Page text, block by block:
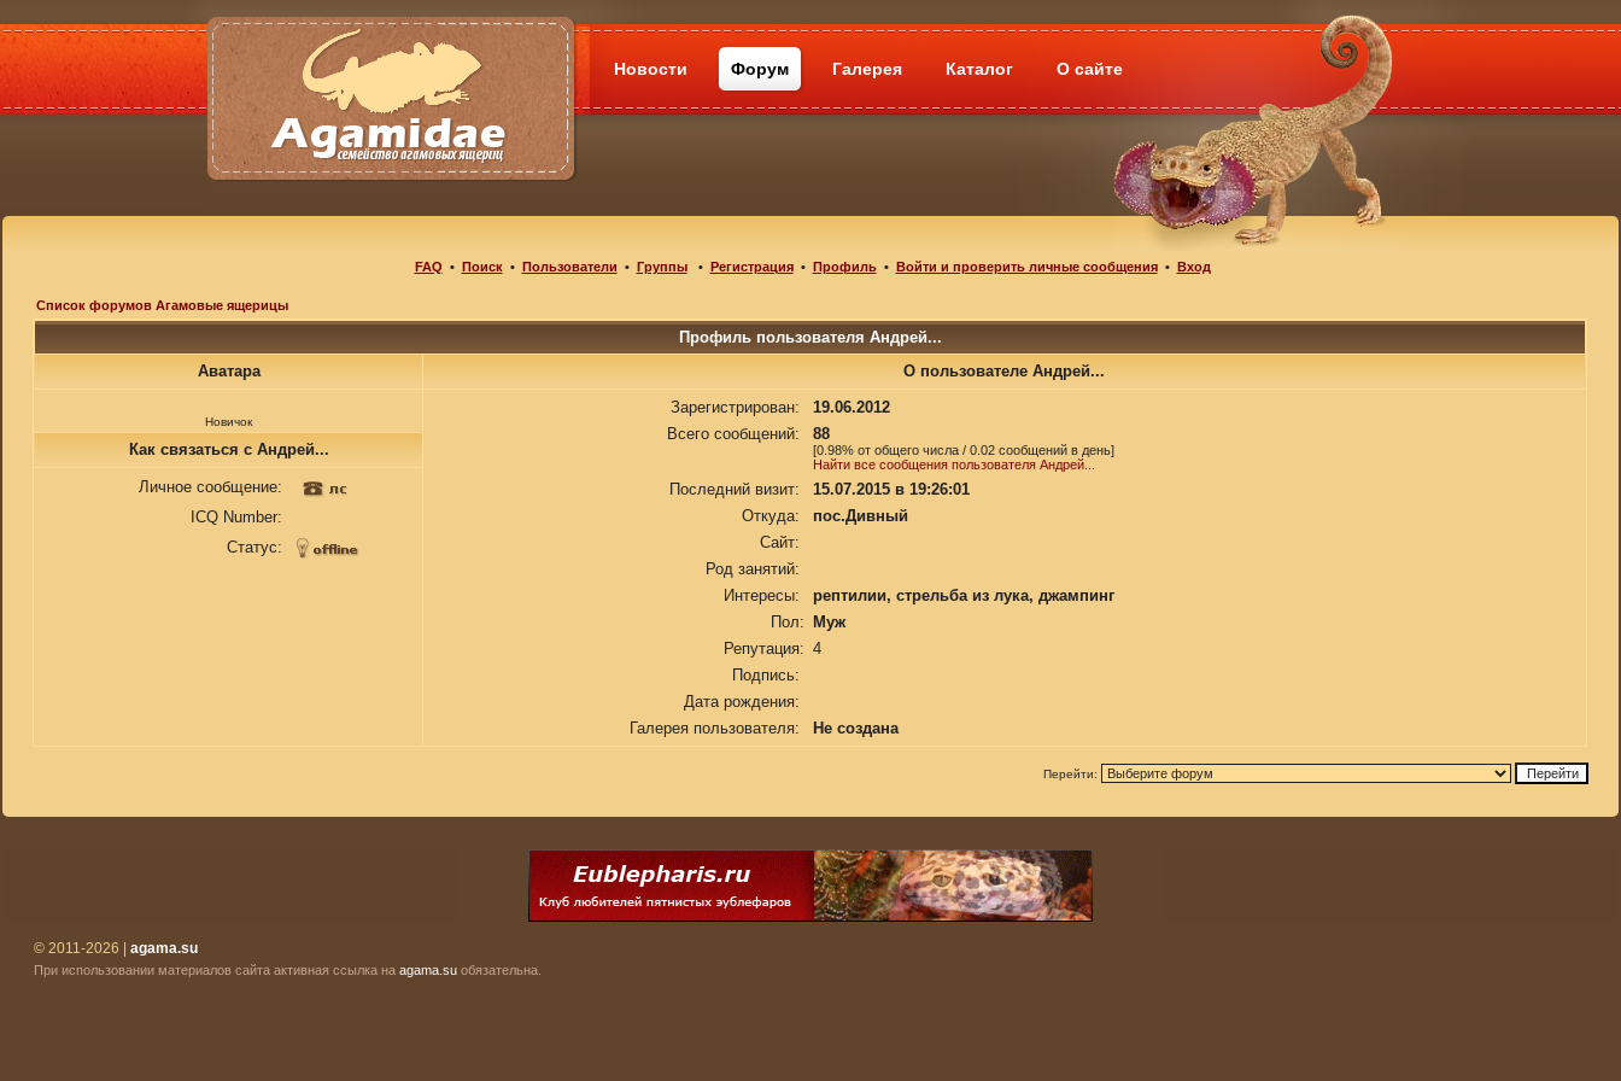
Новости Форум Галерея Каталог О сайте
FAQ • Поиск• Пользователи • Группы• Регистрация• Профиль• Войти и проверить личные сообщения• Вход
Список форумов Агамовые ящерицы
Профиль пользователя Андрей...
Аватара
О пользователе Андрей...
Новичок
Зарегистрирован:
19.06.2012
Всего сообщений:
88
[0.98% от общего числа / 0.02 сообщений в день]
Найти все сообщения пользователя Андрей...
Последний визит:
15.07.2015 в 19:26:01
Откуда:
пос.Дивный
Сайт:
Род занятий:
Интересы:
рептилии, стрельба из лука, джампинг
Пол:
Муж
Репутация: 4
Подпись:
Дата рождения:
Галерея пользователя:
Не создана
Как связаться с Андрей...
Личное сообщение:
ICQ Number:
Статус:
Перейти:
© 2011-2026 | agama.su
При использовании материалов сайта активная ссылка на agama.su обязательна.